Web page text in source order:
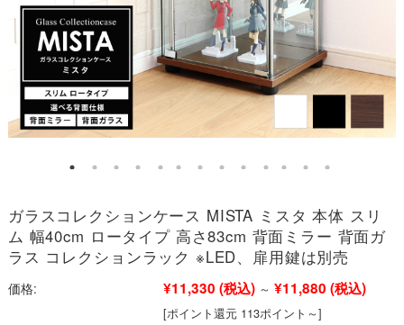
ガラスコレクションケース MISTA ミスタ 本体 スリ
ム 幅40cm ロータイプ 高さ83cm 背面ミラー 背面ガ
ラス コレクションラック ※LED、扉用鍵は別売
価格: ¥11,330 (税込) ～ ¥11,880 (税込)
[ポイント還元 113ポイント～]